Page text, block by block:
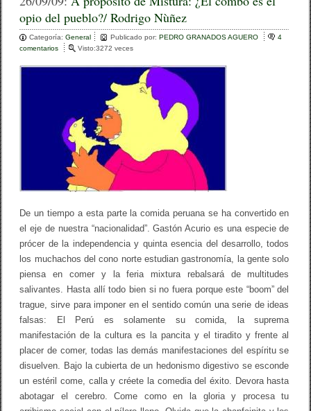
e
b
o
er p
ar
tir
opio del pueblo?/ Rodrigo Nùñez
Categoría:General Publicado por:PEDRO GRANADOS AGUERO
4
comentarios
A
s
e
i
s
u
r
¿
E
c
o
m
o
e
Visto:3272 veces
De un tiempo a esta parte la comida peruana se ha convertido en
el eje de nuestra “nacionalidad”. Gastón Acurio es una especie de
prócer de la independencia y quinta esencia del desarrollo, todos
los muchachos del cono norte estudian gastronomía, la gente solo
piensa en comer y la feria mixtura rebalsará de multitudes
salivantes. Hasta allí todo bien si no fuera porque este “boom” del
trague, sirve para imponer en el sentido común una serie de ideas
falsas: El Perú es solamente su comida, la suprema
manifestación de la cultura es la pancita y el tiradito y frente al
placer de comer, todas las demás manifestaciones del espíritu se
disuelven. Bajo la cubierta de un hedonismo digestivo se esconde
un estéril come, calla y créete la comedia del éxito. Devora hasta
abotagar el cerebro. Come como en la gloria y procesa tu